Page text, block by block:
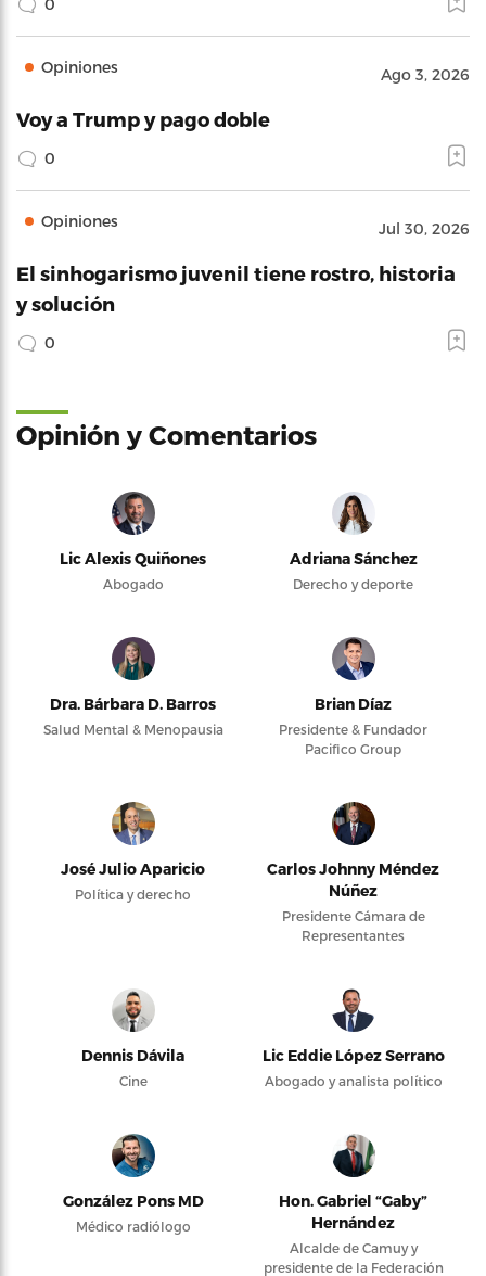
Opiniones Ago 3, 2026
Voy a Trump y pago doble
0
Opiniones Jul 30, 2026
El sinhogarismo juvenil tiene rostro, historia
y solución
0
Opinión y Comentarios
Lic Alexis Quiñones
Abogado
Adriana Sánchez
Derecho y deporte
Dra. Bárbara D. Barros
Salud Mental & Menopausia
Brian Díaz
Presidente & Fundador
Pacifico Group
José Julio Aparicio
Política y derecho
Carlos Johnny Méndez
Núñez
Presidente Cámara de
Representantes
Dennis Dávila
Cine
Lic Eddie López Serrano
Abogado y analista político
González Pons MD
Médico radiólogo
Hon. Gabriel “Gaby”
Hernández
Alcalde de Camuy y
presidente de la Federación